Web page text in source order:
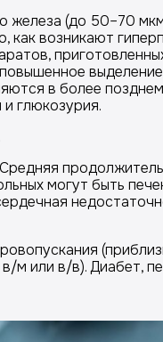
железа (до 50–70
возникают
в более
и глюкозурия.
могут быть
м или в/в). Диабет,